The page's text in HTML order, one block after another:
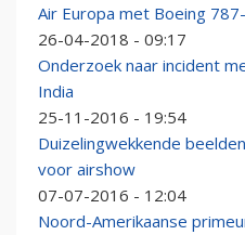
Air Europa met Boeing
26-04-2018 - 09:17
Onderzoek naar incident
India
25-11-2016 - 19:54
Duizelingwekkende
voor airshow
07-07-2016 - 12:04
Noord-Amerikaanse